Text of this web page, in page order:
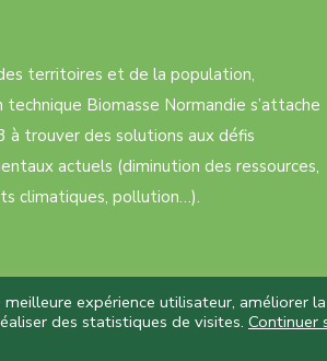
territoires et de la population,
technique Biomasse Normandie s’attache
à trouver des solutions aux défis
actuels (diminution des ressources,
climatiques, pollution…).
Tous droits réservés – RéalisationCapture
expérience utilisateur, améliorer
des statistiques de visites. Continuer